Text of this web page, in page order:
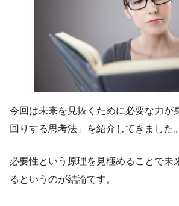
今回は未来を見抜くために必要な力が
回りする思考法」を紹介してきました。
必要性という原理を見極めることで未
るというのが結論です。